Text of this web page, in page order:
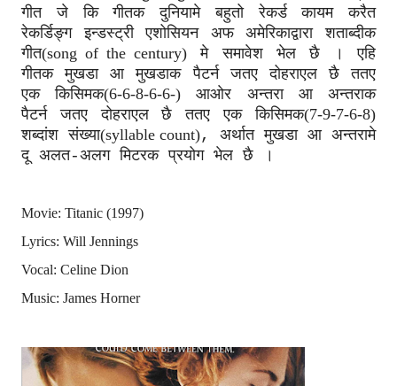
गीत जे कि
गीतक दुनियामे बहुतो रेकर्ड कायम करैत
रेकर्डिङ्ग इन्डस्ट्री एशोसियन अफ अमेरिकाद्वारा शताब्दीक
गीत(song of the century) मे समावेश भेल छै । एहि
गीतक मुखडा आ मुखडाक पैटर्न जतए दोहराएल छै ततए
एक किसिमक(6-6-8-6-6-) आओर अन्तरा आ अन्तराक
पैटर्न जतए दोहराएल छै ततए एक किसिमक(7-9-7-6-8)
शब्दांश संख्या(syllable count),
अर्थात मुखडा आ अन्तरामे
दू अलत-अलग मिटरक प्रयोग भेल छै ।
Movie: Titanic (1997)
Lyrics: Will Jennings
Vocal: Celine Dion
Music: James Horner